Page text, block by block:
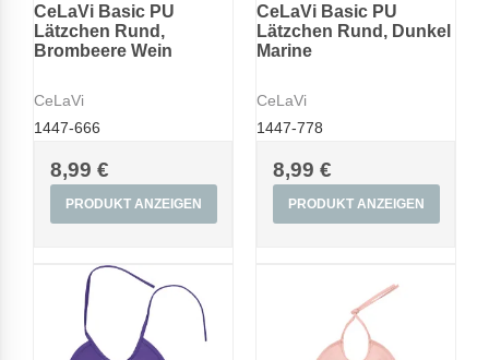
CeLaVi Basic PU
Lätzchen Rund,
Brombeere Wein
CeLaVi
1447-666
8,99 €
PRODUKT ANZEIGEN
CeLaVi Basic PU
Lätzchen Rund, Dunkel
Marine
CeLaVi
1447-778
8,99 €
PRODUKT ANZEIGEN